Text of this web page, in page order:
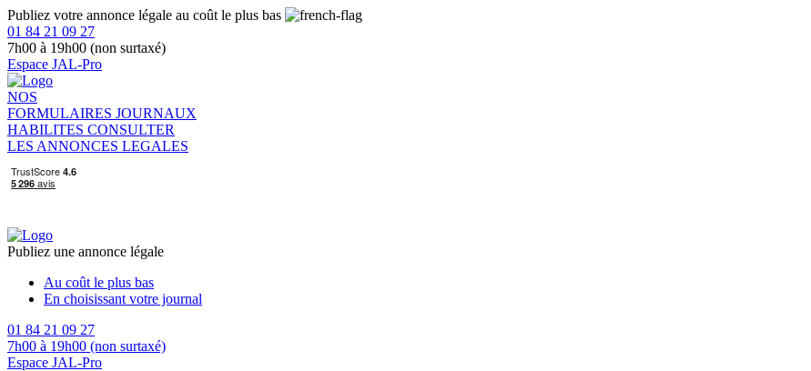
Publiez votre annonce légale au coût le plus bas
01 84 21 09 27
7h00 à 19h00 (non surtaxé)
Espace JAL-Pro
NOS
FORMULAIRES JOURNAUX
HABILITES CONSULTER
LES ANNONCES LEGALES
Publiez une annonce légale
Au coût le plus bas
En choisissant votre journal
01 84 21 09 27
7h00 à 19h00 (non surtaxé)
Espace JAL-Pro